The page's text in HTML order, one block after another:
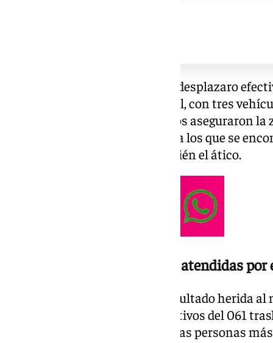
Hasta el lugar de los hechos se desplazaro
de Pirámides, Teatinos y Central, con tres
escala y dos ligeros. Los efectivos aseguraron
varios vecinos, concretamente a los que se
novena plaza, incluyendo también el ático.
Un herido y varias personas atendidas por
A causa de este incendio, ha resultado herida
quemaduras recibidas. Los efectivos del 061
hospitalario y atendieron a varias personas